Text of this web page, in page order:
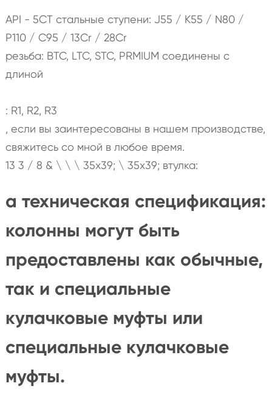
API - 5CT стальные ступени: J55 / K55 / N80 /
P110 / C95 / 13Cr / 28Cr
резьба: BTC, LTC, STC, PRMIUM соединены с
длиной
: R1, R2, R3
, если вы заинтересованы в нашем производстве,
свяжитесь со мной в любое время.
13 3 / 8 & \ \ \ 35х39; \ 35х39; втулка:
a техническая спецификация:
колонны могут быть
предоставлены как обычные,
так и специальные
кулачковые муфты или
специальные кулачковые
муфты.